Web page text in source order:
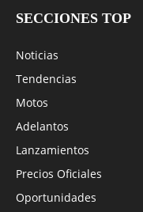
SECCIONES TOP
Noticias
Tendencias
Motos
Adelantos
Lanzamientos
Precios Oficiales
Oportunidades